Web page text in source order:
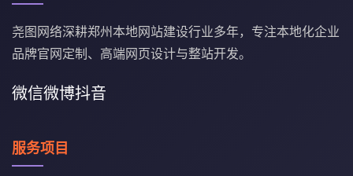
尧图网络深耕郑州本地网站建设行业多年，专注本地化企业
品牌官网定制、高端网页设计与整站开发。
微信微博抖音
服务项目